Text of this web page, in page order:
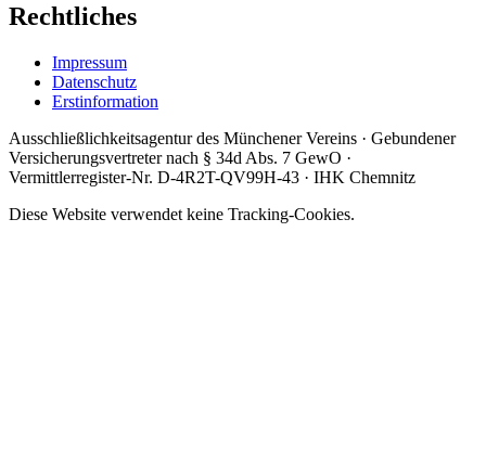
Rechtliches
Impressum
Datenschutz
Erstinformation
Ausschließlichkeitsagentur des Münchener Vereins · Gebundener
Versicherungsvertreter nach § 34d Abs. 7 GewO ·
Vermittlerregister-Nr. D-4R2T-QV99H-43 · IHK Chemnitz
Diese Website verwendet keine Tracking-Cookies.